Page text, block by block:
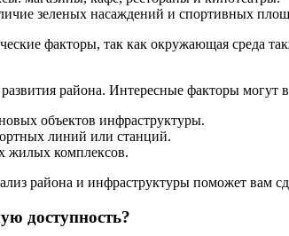
зеленых насаждений и спортивных
факторы, так как окружающая среда
района. Интересные факторы могут
объектов инфраструктуры.
линий или станций.
жилых комплексов.
района и инфраструктуры поможет вам
доступность?